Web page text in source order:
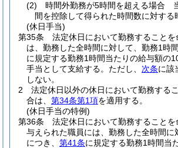
(2)
時間外勤務が5時間を超える場合
間を控除して得られた時間数に対する
(休日手当)
第35条
法定休日において勤務することを
は、勤務した全時間に対して、勤務1時間
に規定する勤務1時間当たりの給与額の
手当として支給する。 ただし、 次条に該
しない。
2
法定休日以外の休日において勤務する
合は、 第34条第1項を適用する。
(休日手当の特例)
第36条
法定休日において勤務すること
与えられた職員には、勤務した全時間に
につき、 第41条に規定する勤務1時間当